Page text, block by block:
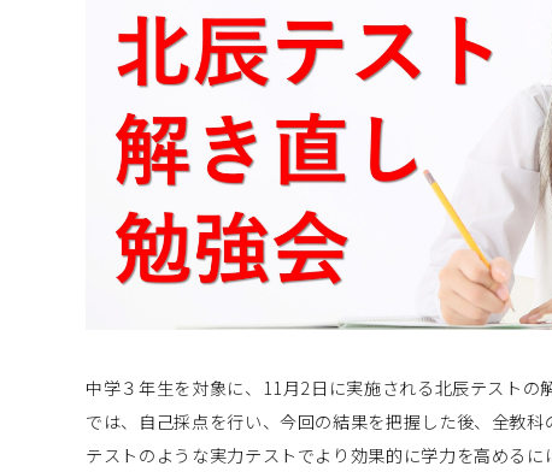
中学３年生を対象に、11月2日に実施される北辰テストの
では、自己採点を行い、今回の結果を把握した後、全教
テストのような実力テストでより効果的に学力を高める